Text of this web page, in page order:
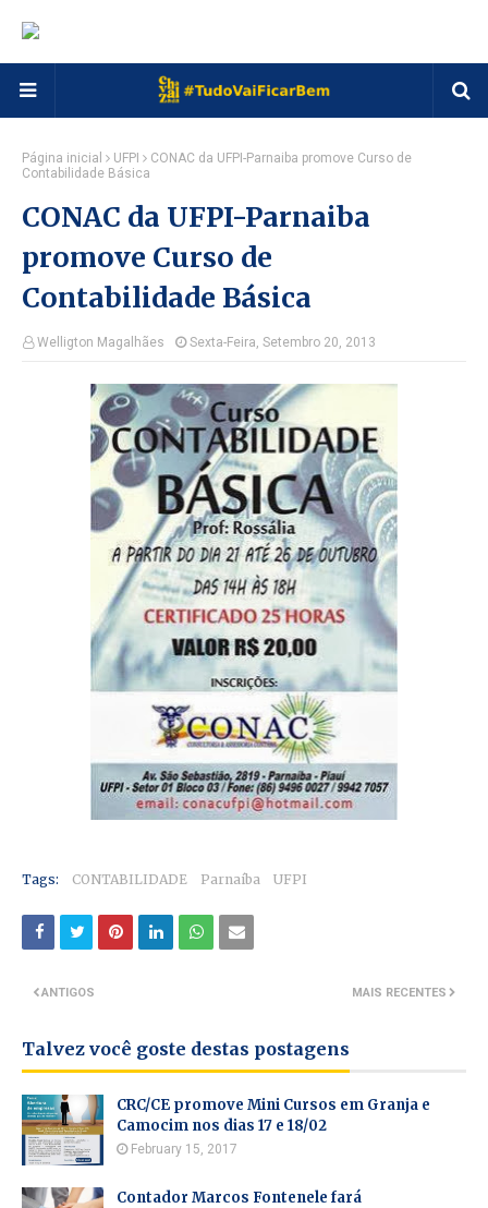
Página inicial UFPI
CONAC da UFPI-Parnaiba promove Curso de
Contabilidade Básica
CONAC da UFPI-Parnaiba
promove Curso de
Contabilidade Básica
Welligton Magalhães Sexta-Feira, Setembro 20, 2013
Tags: CONTABILIDADE Parnaíba UFPI
MAIS RECENTES
ANTIGOS
Talvez você goste destas postagens
CRC/CE promove Mini Cursos em Granja e
Camocim nos dias 17 e 18/02
February 15, 2017
Contador Marcos Fontenele fará